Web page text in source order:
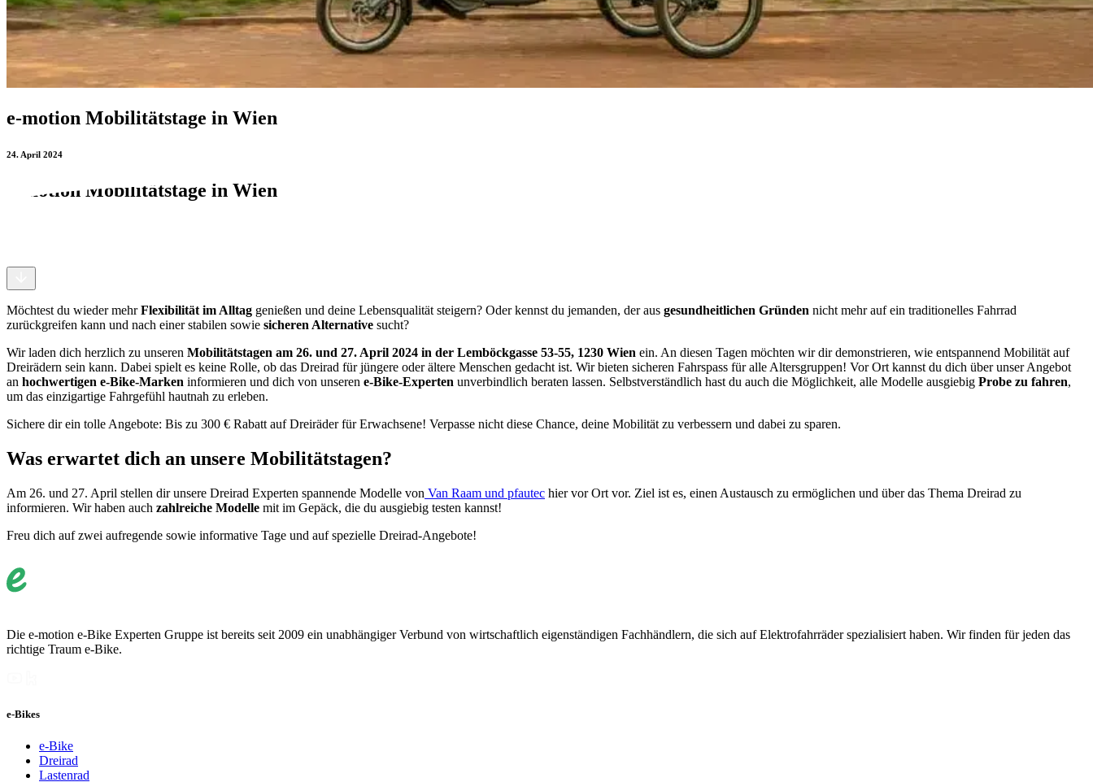
e-motion Mobilitätstage in Wien
24. April 2024
e-motion Mobilitätstage in Wien
Möchtest du wieder mehrFlexibilität im Alltag genießen und deine Lebensqualität steigern? Oder kennst du jemanden, der aus gesundheitlichen Gründen nicht mehr auf ein traditionelles Fahrrad
zurückgreifen kann und nach einer stabilen sowie sicheren Alternative sucht?
Wir laden dich herzlich zu unseren Mobilitätstagen am 26. und 27. April 2024 in der Lemböckgasse 53-55, 1230 Wien ein. An diesen Tagen möchten wir dir demonstrieren, wie entspannend Mobilität auf
Dreirädern sein kann. Dabei spielt es keine Rolle, ob das Dreirad für jüngere oder ältere Menschen gedacht ist. Wir bieten sicheren Fahrspass für alle Altersgruppen! Vor Ort kannst du dich über unser Angebot
an hochwertigen e-Bike-Marken informieren und dich von unseren e-Bike-Experten unverbindlich beraten lassen. Selbstverständlich hast du auch die Möglichkeit, alle Modelle ausgiebig Probe zu fahren,
um das einzigartige Fahrgefühl hautnah zu erleben.
Sichere dir ein tolle Angebote: Bis zu 300 € Rabatt auf Dreiräder für Erwachsene! Verpasse nicht diese Chance, deine Mobilität zu verbessern und dabei zu sparen.
Was erwartet dich an unsere Mobilitätstagen?
Am 26. und 27. April stellen dir unsere Dreirad Experten spannende Modelle von Van Raam und pfautec hier vor Ort vor. Ziel ist es, einen Austausch zu ermöglichen und über das Thema Dreirad zu
informieren. Wir haben auch zahlreiche Modelle mit im Gepäck, die du ausgiebig testen kannst!
Freu dich auf zwei aufregende sowie informative Tage und auf spezielle Dreirad-Angebote!
Die e-motion e-Bike Experten Gruppe ist bereits seit 2009 ein unabhängiger Verbund von wirtschaftlich eigenständigen Fachhändlern, die sich auf Elektrofahrräder spezialisiert haben. Wir finden für jeden das
richtige Traum e-Bike.
e-Bikes
e-Bike
Dreirad
Lastenrad